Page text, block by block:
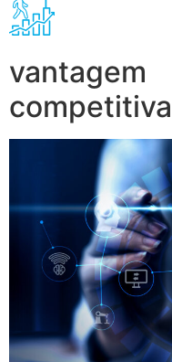
vantagem
competitiva